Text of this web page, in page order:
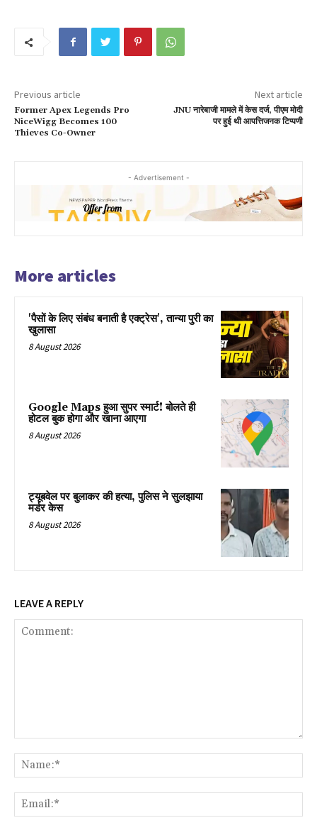
Previous article
Former Apex Legends Pro
NiceWigg Becomes 100
Thieves Co-Owner
Next article
JNU नारेबाजी मामले में केस दर्ज, पीएम मोदी
पर हुई थी आपत्तिजनक टिप्पणी
- Advertisement -
More articles
'पैसों के लिए संबंध बनाती है एक्ट्रेस', तान्या पुरी का
खुलासा
8 August 2026
Google Maps हुआ सुपर स्मार्ट! बोलते ही
होटल बुक होगा और खाना आएगा
8 August 2026
ट्यूबवेल पर बुलाकर की हत्या, पुलिस ने सुलझाया
मर्डर केस
8 August 2026
LEAVE A REPLY